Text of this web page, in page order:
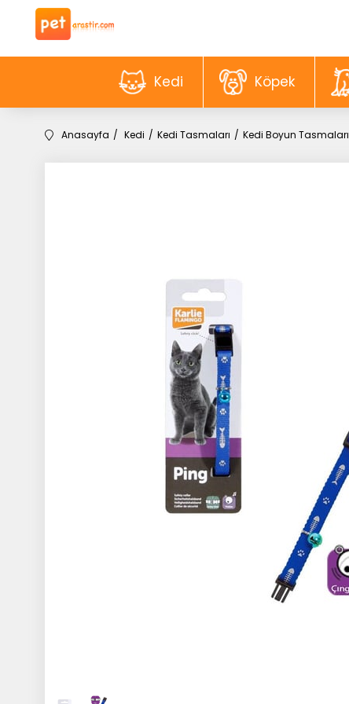
Kedi Köpek
Anasayfa Kedi Kedi Tasmaları Kedi Boyun Tasmaları